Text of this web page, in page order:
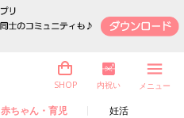
赤ちゃん・育児 妊活
SHOP 内祝い メニュー